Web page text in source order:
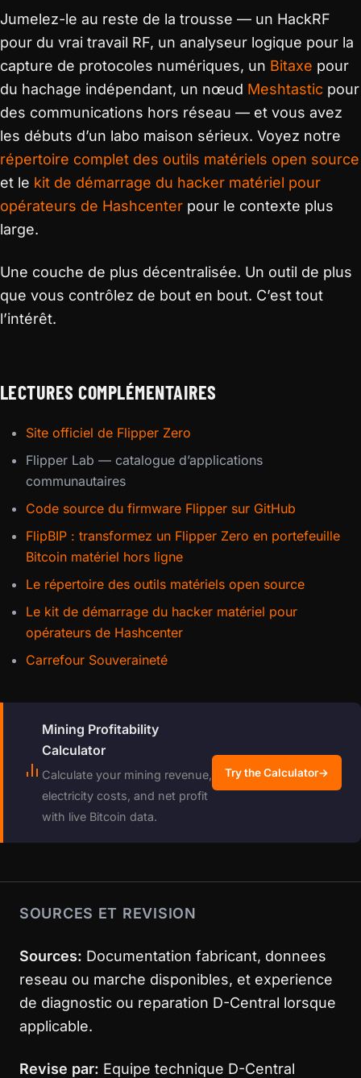
Jumelez-le au reste de la trousse — un HackRF
pour du vrai travail RF, un analyseur logique pour la
capture de protocoles numériques, un Bitaxe pour
du hachage indépendant, un nœud Meshtastic pour
des communications hors réseau — et vous avez
les débuts d’un labo maison sérieux. Voyez notre
répertoire complet des outils matériels open source
et le kit de démarrage du hacker matériel pour
opérateurs de Hashcenter pour le contexte plus
large.
Une couche de plus décentralisée. Un outil de plus
que vous contrôlez de bout en bout. C’est tout
l’intérêt.
LECTURES COMPLÉMENTAIRES
Site officiel de Flipper Zero
Flipper Lab — catalogue d’applications
communautaires
Code source du firmware Flipper sur GitHub
FlipBIP : transformez un Flipper Zero en portefeuille
Bitcoin matériel hors ligne
Le répertoire des outils matériels open source
Le kit de démarrage du hacker matériel pour
opérateurs de Hashcenter
Carrefour Souveraineté
Mining Profitability
Calculator
Calculate your mining revenue,
electricity costs, and net profit
with live Bitcoin data.
Try the Calculator→
SOURCES ET REVISION
Sources: Documentation fabricant, donnees
reseau ou marche disponibles, et experience
de diagnostic ou reparation D-Central lorsque
applicable.
Revise par: Equipe technique D-Central